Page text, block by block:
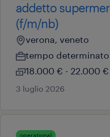
addetto
(f/m/nb)
verona, veneto
tempo determinato
18.000 € - 22.000
3 luglio 2026
operational